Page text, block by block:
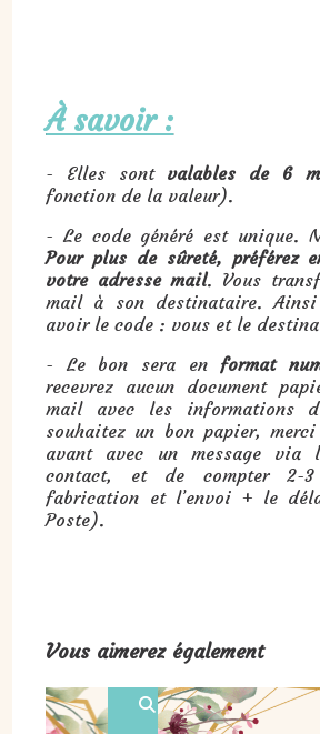
À savoir :
- Elles sont valables de 6
fonction de la valeur).
- Le code généré est unique.
Pour plus de sûreté, préférez
votre adresse mail. Vous
mail à son destinataire.
avoir le code : vous et le
- Le bon sera en format
recevrez aucun document
mail avec les informations
souhaitez un bon papier,
avant avec un message via
contact, et de compter 2-
fabrication et l’envoi + le
Poste).
Vous aimerez également